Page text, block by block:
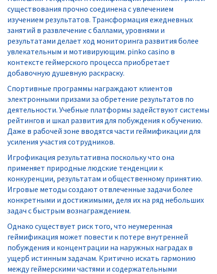
существования прочно соединена с увлечением
изучением результатов. Трансформация ежедневных
занятий в развлечение с баллами, уровнями и
результатами делает ход мониторинга развития более
увлекательным и мотивирующим. pinko casino в
контексте геймерского процесса приобретает
добавочную душевную раскраску.
Спортивные программы награждают клиентов
электронными призами за обретение результатов по
деятельности. Учебные платформы задействуют системы
рейтингов и шкал развития для побуждения к обучению.
Даже в рабочей зоне вводятся части геймификации для
усиления участия сотрудников.
Игрофикация результативна поскольку что она
применяет природные людские тенденции к
конкуренции, результатам и общественному принятию.
Игровые методы создают отвлеченные задачи более
конкретными и достижимыми, деля их на ряд небольших
задач с быстрым вознаграждением.
Однако существует риск того, что неумеренная
геймификация может повести к потере внутренней
побуждения и концентрации на наружных наградах в
ущерб истинным задачам. Критично искать гармонию
между геймерскими частями и содержательными